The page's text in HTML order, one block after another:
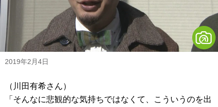
2019年2月4日
（川田有希さん）
「そんなに悲観的な気持ちではなくて、こういうのを出